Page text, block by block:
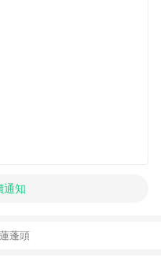
通知
蓮蓬頭